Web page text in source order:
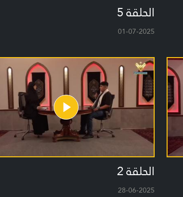
الحلقة 5
01-07-2025
الحلقة 2
28-06-2025